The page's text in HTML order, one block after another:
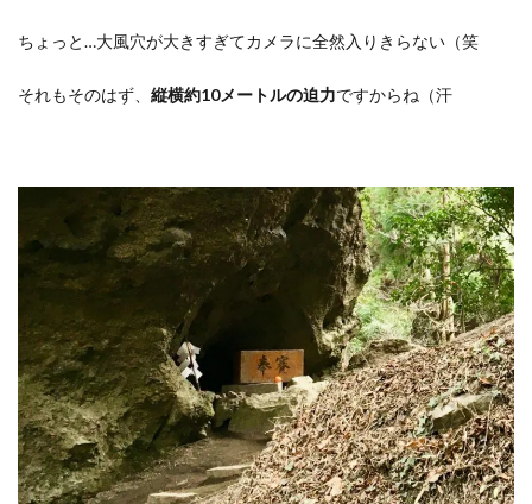
ちょっと…大風穴が大きすぎてカメラに全然入りきらない（笑
それもそのはず、 縦横約10メートルの迫力ですからね（汗